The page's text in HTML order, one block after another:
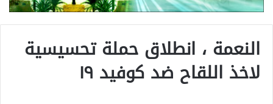
النعمة ، انطلاق حملة تحسيسية
لاخذ اللقاح ضد كوفيد ١٩